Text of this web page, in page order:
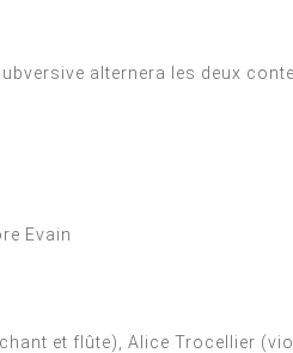
alternera les deux
Evain
et flûte), Alice Trocellier